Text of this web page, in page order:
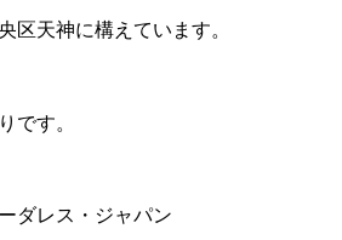
区天神に構えています。
です。
ダレス・ジャパン